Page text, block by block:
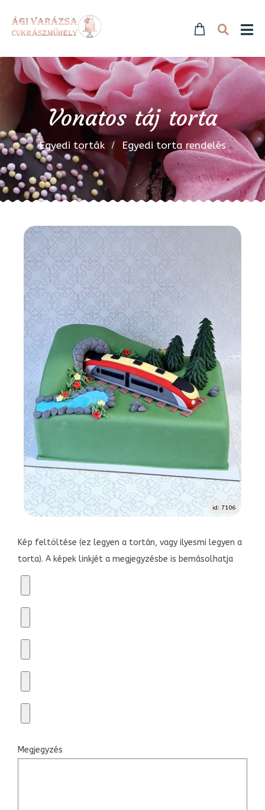
Vonatos táj torta
Egyedi torták Egyedi torta rendelés
id: 7106
Kép feltöltése (ez legyen a tortán, vagy ilyesmi legyen a
torta). A képek linkjét a megjegyzésbe is bemásolhatja
Megjegyzés